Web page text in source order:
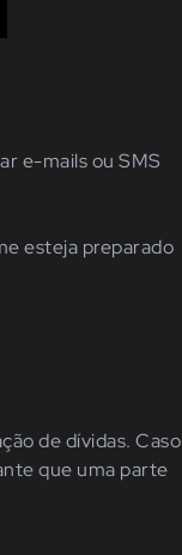
e-mails ou SMS
esteja preparado
de dívidas. Caso
que uma parte